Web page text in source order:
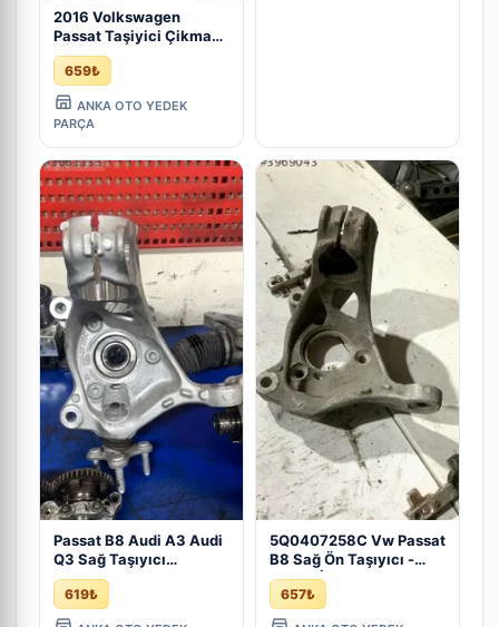
2016 Volkswagen
Passat Taşiyici Çikma
5Q0 407 258 C - Çıkma
İzmir
659₺
ANKA OTO YEDEK
PARÇA
Passat B8 Audi A3 Audi
Q3 Sağ Taşıyıcı
5Q0407258C - Çıkma
İzmir
619₺
5Q0407258C Vw Passat
B8 Sağ Ön Taşıyıcı -
Çıkma İzmir
657₺